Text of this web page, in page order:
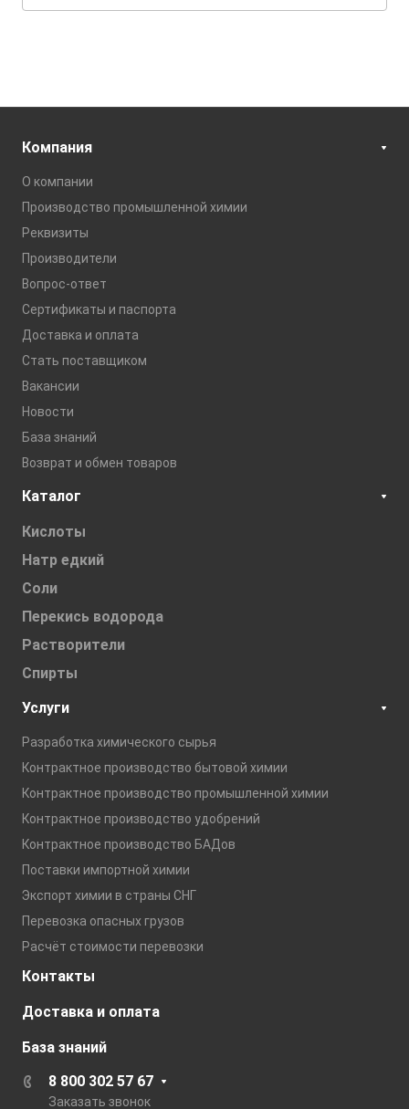
Компания
О компании
Производство промышленной химии
Реквизиты
Производители
Вопрос-ответ
Сертификаты и паспорта
Доставка и оплата
Стать поставщиком
Вакансии
Новости
База знаний
Возврат и обмен товаров
Каталог
Кислоты
Натр едкий
Соли
Перекись водорода
Растворители
Спирты
Услуги
Разработка химического сырья
Контрактное производство бытовой химии
Контрактное производство промышленной химии
Контрактное производство удобрений
Контрактное производство БАДов
Поставки импортной химии
Экспорт химии в страны СНГ
Перевозка опасных грузов
Расчёт стоимости перевозки
Контакты
Доставка и оплата
База знаний
8 800 302 57 67
Заказать звонок